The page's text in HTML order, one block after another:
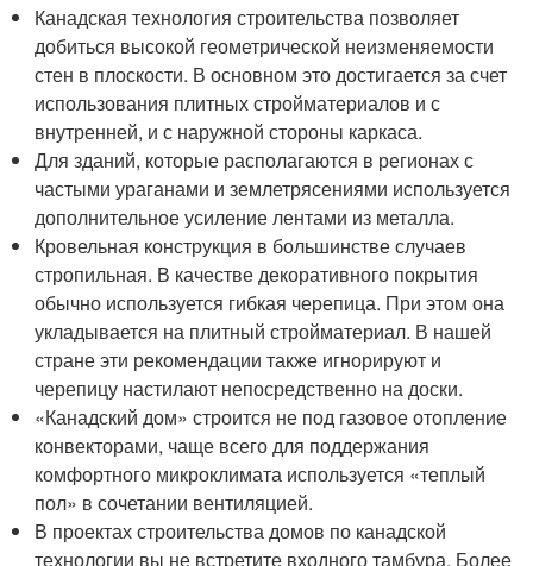
Канадская технология строительства позволяет
добиться высокой геометрической неизменяемости
стен в плоскости. В основном это достигается за счет
использования плитных стройматериалов и с
внутренней, и с наружной стороны каркаса.
Для зданий, которые располагаются в регионах с
частыми ураганами и землетрясениями используется
дополнительное усиление лентами из металла.
Кровельная конструкция в большинстве случаев
стропильная. В качестве декоративного покрытия
обычно используется гибкая черепица. При этом она
укладывается на плитный стройматериал. В нашей
стране эти рекомендации также игнорируют и
черепицу настилают непосредственно на доски.
«Канадский дом» строится не под газовое отопление
конвекторами, чаще всего для поддержания
комфортного микроклимата используется «теплый
пол» в сочетании вентиляцией.
В проектах строительства домов по канадской
технологии вы не встретите входного тамбура. Более